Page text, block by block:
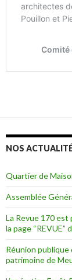
NOS
Quartier de
Assemblée
La Revue 170
la page “REVUE”
Réunion publique
patrimoine de